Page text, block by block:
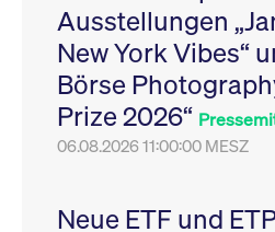
Ausstellungen
New York Vibes“
Börse
Prize 2026“
06.08.2026 11:00:00 MESZ
Neue ETF und
VISITOR_PRIVACY_METADATA
YouTube